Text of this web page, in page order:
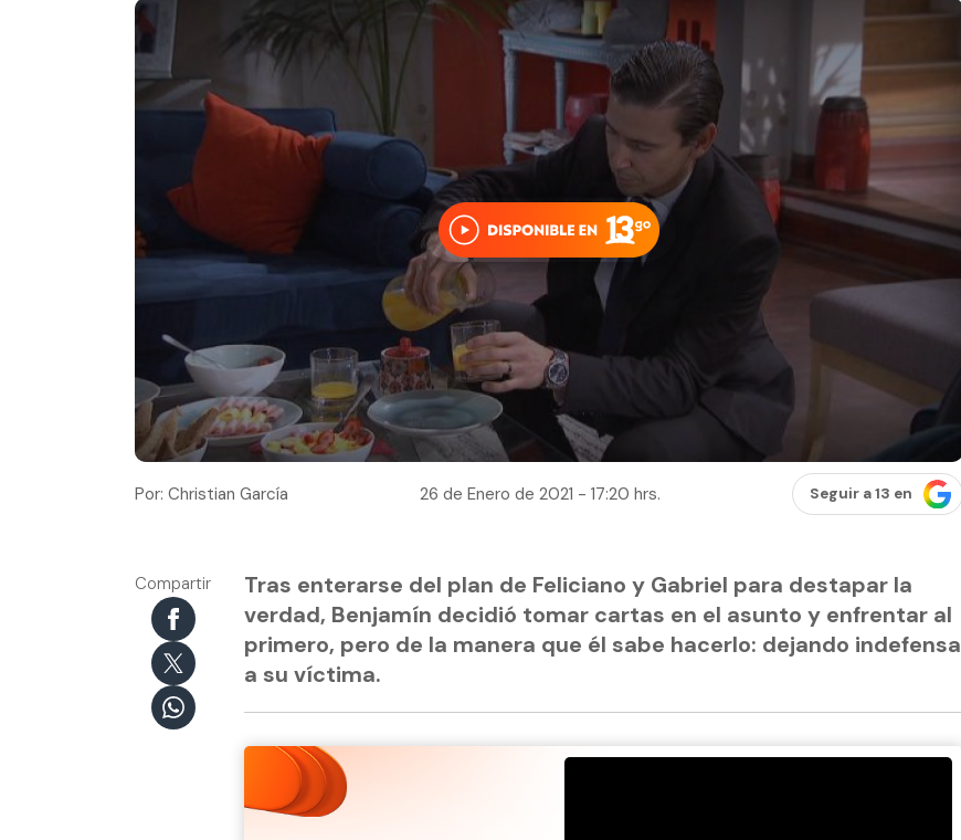
Por: Christian García 26 de Enero de 2021 - 17:20 hrs. Seguir a 13 en
Compartir
Tras enterarse del plan de Feliciano y Gabriel para destapar la
verdad, Benjamín decidió tomar cartas en el asunto y enfrentar al
primero, pero de la manera que él sabe hacerlo: dejando indefensa
a su víctima.